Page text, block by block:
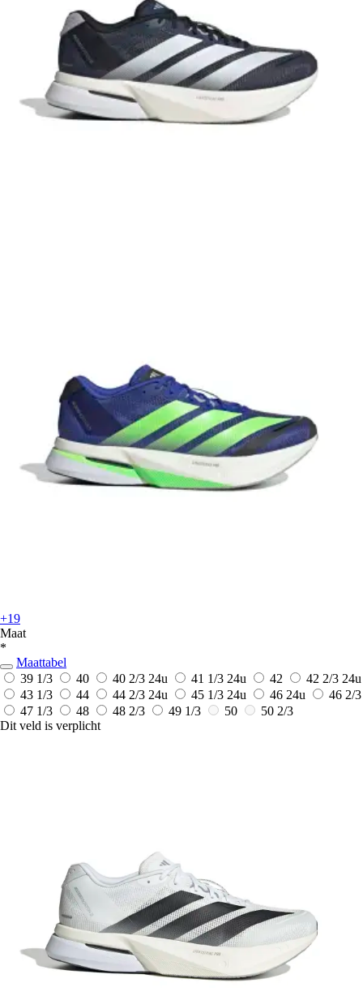
+19
Maat
*
Maattabel
39 1/3
40 40 2/3 24u 41 1/3 24u 42 42 2/3 24u
43 1/3
44 44 2/3 24u 45 1/3 24u 46 24u
46 2/3
47 1/3
48 48 2/3 49 1/3 50
50 2/3
Dit veld is verplicht